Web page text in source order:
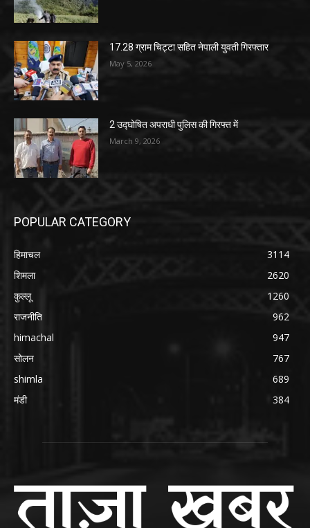
17.28 ग्राम चिट्टा सहित नेपाली युवती गिरफ्तार
May 5, 2026
2 उद्घोषित अपराधी पुलिस की गिरफ्त में
March 9, 2026
POPULAR CATEGORY
हिमाचल
3114
शिमला
2620
कुल्लू
1260
राजनीति
962
himachal
947
सोलन
767
shimla
689
मंडी
384